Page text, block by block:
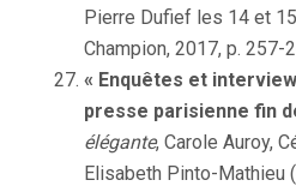
Pierre Dufief les 14 et
Champion, 2017, p. 257-
« Enquêtes et
presse parisienne fin
élégante, Carole Auroy,
Elisabeth Pinto-Mathieu